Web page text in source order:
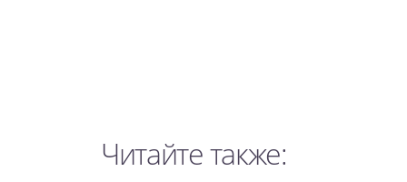
Читайте также: